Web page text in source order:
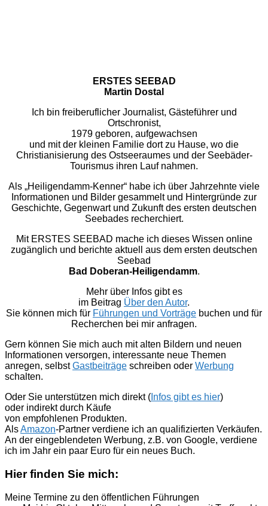
ERSTES SEEBAD
Martin Dostal
Ich bin freiberuflicher Journalist, Gästeführer und
Ortschronist,
1979 geboren, aufgewachsen
und mit der kleinen Familie dort zu Hause, wo die
Christianisierung des Ostseeraumes und der Seebäder-
Tourismus ihren Lauf nahmen.
Als „Heiligendamm-Kenner“ habe ich über Jahrzehnte viele
Informationen und Bilder gesammelt und Hintergründe zur
Geschichte, Gegenwart und Zukunft des ersten deutschen
Seebades recherchiert.
Mit ERSTES SEEBAD mache ich dieses Wissen online
zugänglich und berichte aktuell aus dem ersten deutschen
Seebad
Bad Doberan-Heiligendamm.
Mehr über Infos gibt es
im Beitrag Über den Autor.
Sie können mich für Führungen und Vorträge buchen und für
Recherchen bei mir anfragen.
Gern können Sie mich auch mit alten Bildern und neuen
Informationen versorgen, interessante neue Themen
anregen, selbstGastbeiträge schreiben oder Werbung
schalten.
Oder Sie unterstützen mich direkt ( Infos gibt es hier)
oder indirekt durch Käufe
von empfohlenen Produkten.
AlsAmazon-Partner verdiene ich an qualifizierten Verkäufen.
An der eingeblendeten Werbung, z.B. von Google, verdiene
ich im Jahr ein paar Euro für ein neues Buch.
Hier finden Sie mich:
Meine Termine zu den öffentlichen Führungen